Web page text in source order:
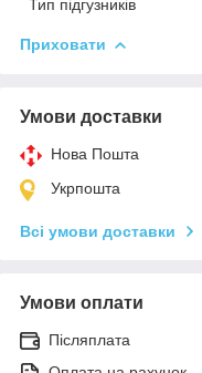
Тип підгузників
Приховати
Умови доставки
Нова Пошта
Укрпошта
Всі умови доставки
Умови оплати
Післяплата